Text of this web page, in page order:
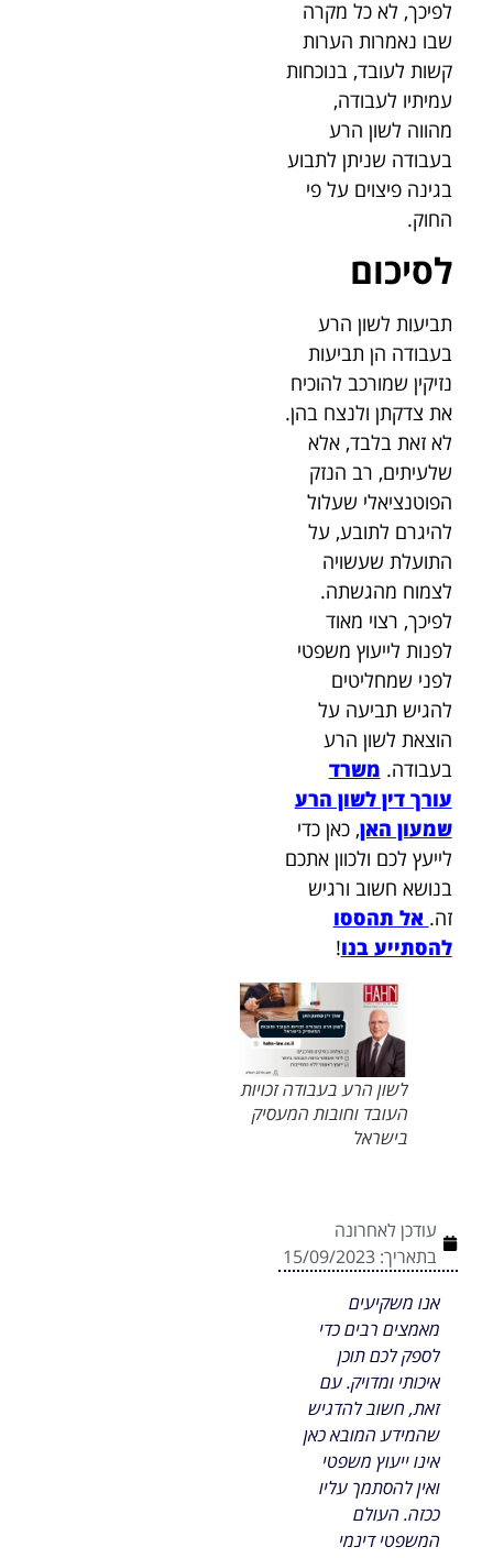
לפיכך, לא כל מקרה
שבו נאמרות הערות
קשות לעובד, בנוכחות
עמיתיו לעבודה,
מהווה לשון הרע
בעבודה שניתן לתבוע
בגינה פיצוים על פי
החוק.
לסיכום
תביעות לשון הרע
בעבודה הן תביעות
נזיקין שמורכב להוכיח
את צדקתן ולנצח בהן.
לא זאת בלבד, אלא
שלעיתים, רב הנזק
הפוטנציאלי שעלול
להיגרם לתובע, על
התועלת שעשויה
לצמוח מהגשתה.
לפיכך, רצוי מאוד
לפנות לייעוץ משפטי
לפני שמחליטים
להגיש תביעה על
הוצאת לשון הרע
בעבודה. משרד
עורך דין לשון הרע
שמעון האן, כאן כדי
לייעץ לכם ולכוון אתכם
בנושא חשוב ורגיש
זה. אל תהססו
להסתייע בנו!
לשון הרע בעבודה זכויות
העובד וחובות המעסיק
בישראל
עודכן לאחרונה
בתאריך: 15/09/2023
אנו משקיעים
מאמצים רבים כדי
לספק לכם תוכן
איכותי ומדויק. עם
זאת, חשוב להדגיש
שהמידע המובא כאן
אינו ייעוץ משפטי
ואין להסתמך עליו
ככזה. העולם
המשפטי דינמי